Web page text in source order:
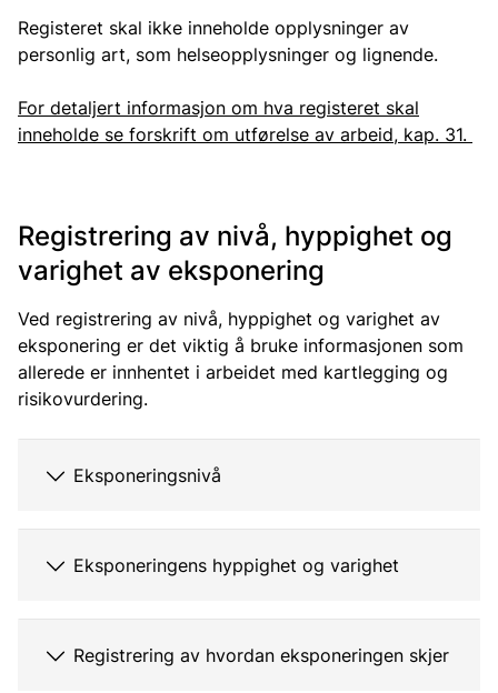
Registeret skal ikke inneholde opplysninger av
personlig art, som helseopplysninger og lignende.
For detaljert informasjon om hva registeret skal
inneholde se forskrift om utførelse av arbeid, kap. 31.
Registrering av nivå, hyppighet og
varighet av eksponering
Ved registrering av nivå, hyppighet og varighet av
eksponering er det viktig å bruke informasjonen som
allerede er innhentet i arbeidet med kartlegging og
risikovurdering.
Eksponeringsnivå
Eksponeringens hyppighet og varighet
Registrering av hvordan eksponeringen skjer